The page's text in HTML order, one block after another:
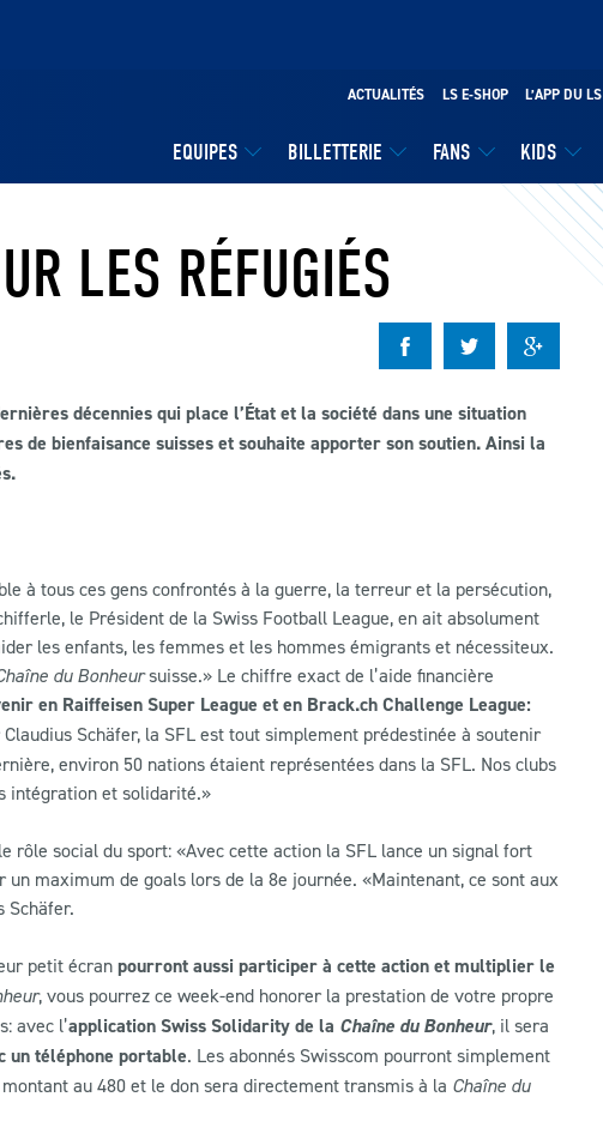
EQUIPES BILLETTERIE FANS KIDS
ACTUALITÉS LS E-SHOP L’APP DU LS
LES RÉFUGIÉS
décennies qui place l’État et la société dans une situation
de bienfaisance suisses et souhaite apporter son soutien. Ainsi la
à tous ces gens confrontés à la guerre, la terreur et la persécution,
le Président de la Swiss Football League, en ait absolument
les enfants, les femmes et les hommes émigrants et nécessiteux.
du Bonheursuisse.» Le chiffre exact de l’aide financière
en Raiffeisen Super League et en Brack.ch Challenge League:
Claudius Schäfer, la SFL est tout simplement prédestinée à soutenir
environ 50 nations étaient représentées dans la SFL. Nos clubs
intégration et solidarité.»
rôle social du sport: «Avec cette action la SFL lance un signal fort
maximum de goals lors de la 8e journée. «Maintenant, ce sont aux
Schäfer.
petit écran pourront aussi participer à cette action et multiplier le
, vous pourrez ce week-end honorer la prestation de votre propre
avec l’application Swiss Solidarity de la Chaîne du Bonheur, il sera
un téléphone portable. Les abonnés Swisscom pourront simplement
au 480 et le don sera directement transmis à la Chaîne du